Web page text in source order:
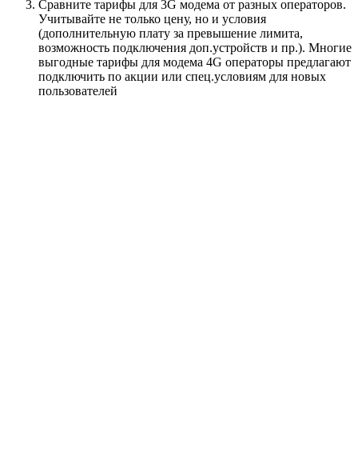
Сравните тарифы для 3G модема от разных операторов.
Учитывайте не только цену, но и условия
(дополнительную плату за превышение лимита,
возможность подключения доп.устройств и пр.). Многие
выгодные тарифы для модема 4G операторы предлагают
подключить по акции или спец.условиям для новых
пользователей